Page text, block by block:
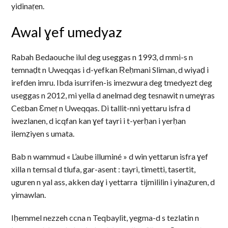
yidinaṛen.
Awal ɣef umedyaz
Rabah Bedaouche ilul deg useggas n 1993, d mmi-s n
temnaḍt n Uweqqas i d-yefkan Ṛeḥmani Sliman, d wiyaḍ i
irefden imru. Ibda isurrifen-is imezwura deg tmedyezt deg
useggas n 2012, mi yella d anelmad deg tesnawit n umeɣras
Ceɛban Ɛmeṛ n Uweqqas. Di tallit-nni yettaru isfra d
iwezlanen, d icqfan kan ɣef tayri i t-yerḥan i yerḥan
ilemẓiyen s umata.
Bab n wammud « L’aube illuminé » d win yettarun isfra ɣef
xilla n temsal d tlufa, gar-asent : tayri, timetti, tasertit,
uguren n yal ass, akken daɣ i yettarra tijmililin i yinaẓuren, d
yimawlan.
Iḥemmel nezzeh ccna n Teqbaylit, yegma-d s tezlatin n